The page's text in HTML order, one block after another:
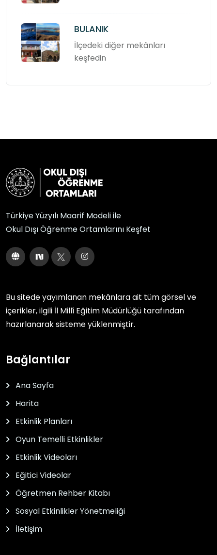
BULANIK
İlçedeki diğer mekânları
keşfedin
Türkiye Yüzyılı Maarif Modeli ile
Okul Dışı Öğrenme Ortamlarını Keşfet
Bu sitede yayımlanan mekânlara ait tüm görsel ve
içerikler, ilgili İl Millî Eğitim Müdürlüğü tarafından
hazırlanarak sisteme yüklenmiştir.
Bağlantılar
Ana Sayfa
Harita
Etkinlik Planları
Oyun Temelli Etkinlikler
Etkinlik Videoları
Eğitici Videolar
Öğretmen Rehber Kitabı
Sosyal Etkinlikler Yönetmeliği
İletişim